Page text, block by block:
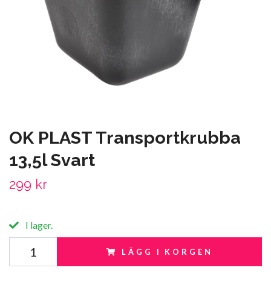
OK PLAST Transportkrubba
13,5l Svart
299 kr
I lager.
LÄGG I KORGEN